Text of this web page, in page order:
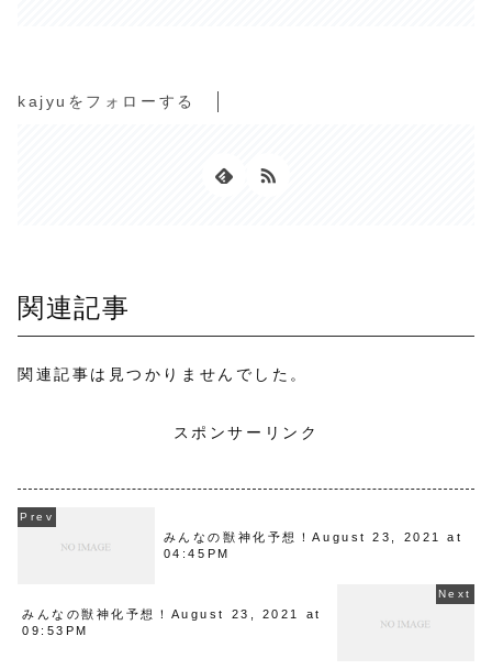
kajyuをフォローする
関連記事
関連記事は見つかりませんでした。
スポンサーリンク
みんなの獣神化予想！August 23, 2021 at
04:45PM
みんなの獣神化予想！August 23, 2021 at
09:53PM